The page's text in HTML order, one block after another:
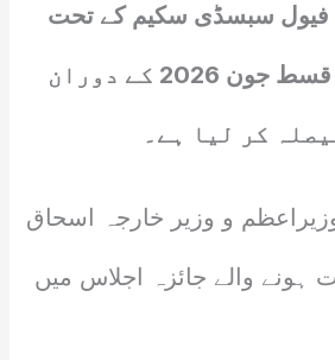
فیول سبسڈی سکیم کے تحت
پانچویں اور چھٹی قسط جون 2026 کے دوران
کر لیا ہے۔
و وزیر خارجہ اسحاق
ہونے والے جائزہ اجلاس میں